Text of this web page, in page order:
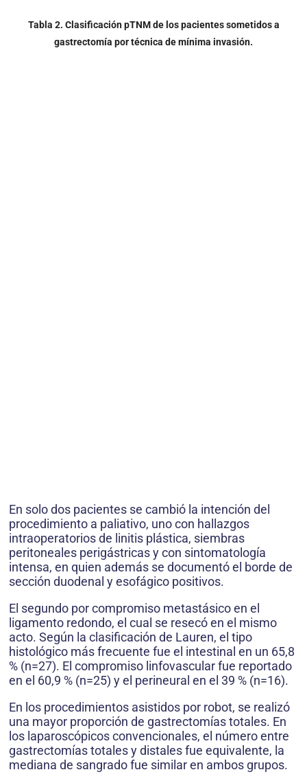
Tabla 2. Clasificación pTNM de los pacientes sometidos a
gastrectomía por técnica de mínima invasión.
En solo dos pacientes se cambió la intención del
procedimiento a paliativo, uno con hallazgos
intraoperatorios de linitis plástica, siembras
peritoneales perigástricas y con sintomatología
intensa, en quien además se documentó el borde de
sección duodenal y esofágico positivos.
El segundo por compromiso metastásico en el
ligamento redondo, el cual se resecó en el mismo
acto. Según la clasificación de Lauren, el tipo
histológico más frecuente fue el intestinal en un 65,8
% (n=27). El compromiso linfovascular fue reportado
en el 60,9 % (n=25) y el perineural en el 39 % (n=16).
En los procedimientos asistidos por robot, se realizó
una mayor proporción de gastrectomías totales. En
los laparoscópicos convencionales, el número entre
gastrectomías totales y distales fue equivalente, la
mediana de sangrado fue similar en ambos grupos.